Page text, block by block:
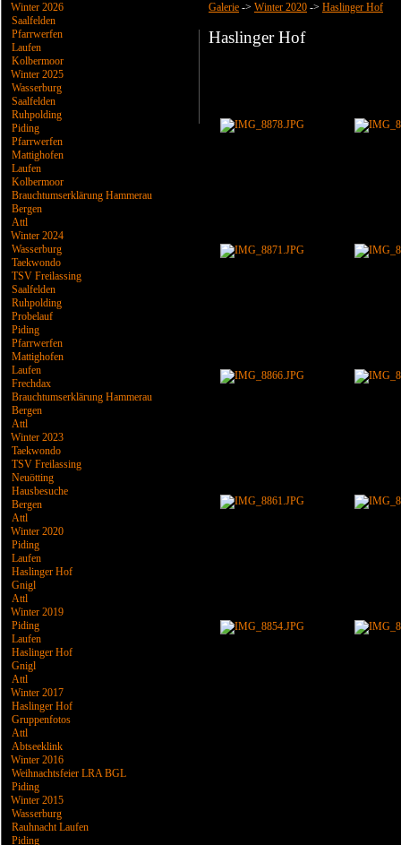
Winter 2026
Saalfelden
Pfarrwerfen
Laufen
Kolbermoor
Winter 2025
Wasserburg
Saalfelden
Ruhpolding
Piding
Pfarrwerfen
Mattighofen
Laufen
Kolbermoor
Brauchtumserklärung Hammerau
Bergen
Attl
Winter 2024
Wasserburg
Taekwondo
TSV Freilassing
Saalfelden
Ruhpolding
Probelauf
Piding
Pfarrwerfen
Mattighofen
Laufen
Frechdax
Brauchtumserklärung Hammerau
Bergen
Attl
Winter 2023
Taekwondo
TSV Freilassing
Neuötting
Hausbesuche
Bergen
Attl
Winter 2020
Piding
Laufen
Haslinger Hof
Gnigl
Attl
Winter 2019
Piding
Laufen
Haslinger Hof
Gnigl
Attl
Winter 2017
Haslinger Hof
Gruppenfotos
Attl
Abtseeklink
Winter 2016
Weihnachtsfeier LRA BGL
Piding
Winter 2015
Wasserburg
Rauhnacht Laufen
Piding
Galerie -> Winter 2020 -> Haslinger Hof
Haslinger Hof